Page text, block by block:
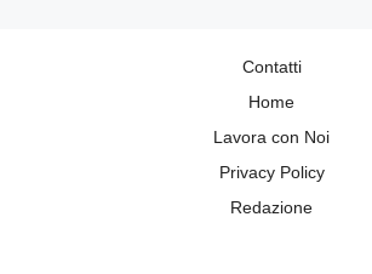
Contatti
Home
Lavora con Noi
Privacy Policy
Redazione